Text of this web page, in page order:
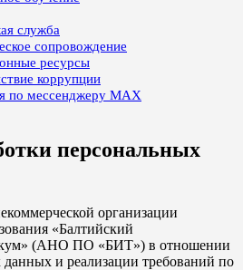
служба
сопровождение
ресурсы
коррупции
по мессенджеру MAX
персональных
организации
«Балтийский
(АНО ПО «БИТ») в отношении
и реализации требований по